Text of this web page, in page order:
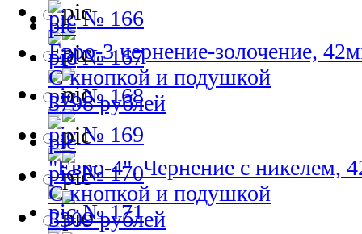
№ 166
№ 167
№ 168
№ 169
№ 170
№ 171
Евро-3 чернение-золочение,
С кнопкой и подушкой
3798 рублей
"Евро-4". Чернение с никелем,
С кнопкой и подушкой
3309 рублей